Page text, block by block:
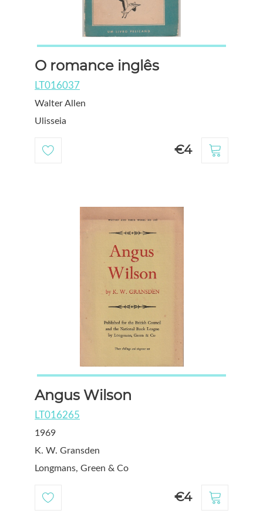
O romance inglês
LT016037
Walter Allen
Ulisseia
€4
Angus Wilson
LT016265
1969
K. W. Gransden
Longmans, Green & Co
€4